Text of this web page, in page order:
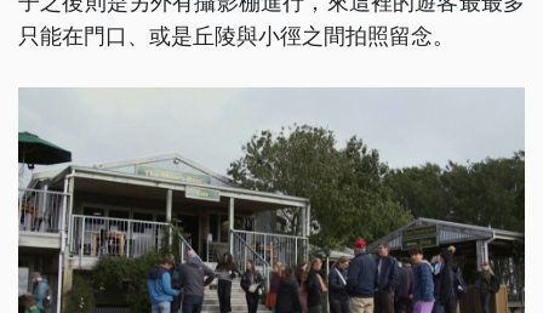
只能在門口、或是丘陵與小徑之間拍照留念。